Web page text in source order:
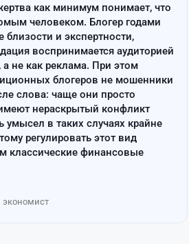
как минимум понимает, что
человеком. Блогер годами
и экспертности,
воспринимается аудиторией
а не как реклама. При этом
блогеров не мошенники
слова: чаще они просто
нераскрытый конфликт
умысел в таких случаях крайне
регулировать этот вид
классические финансовые